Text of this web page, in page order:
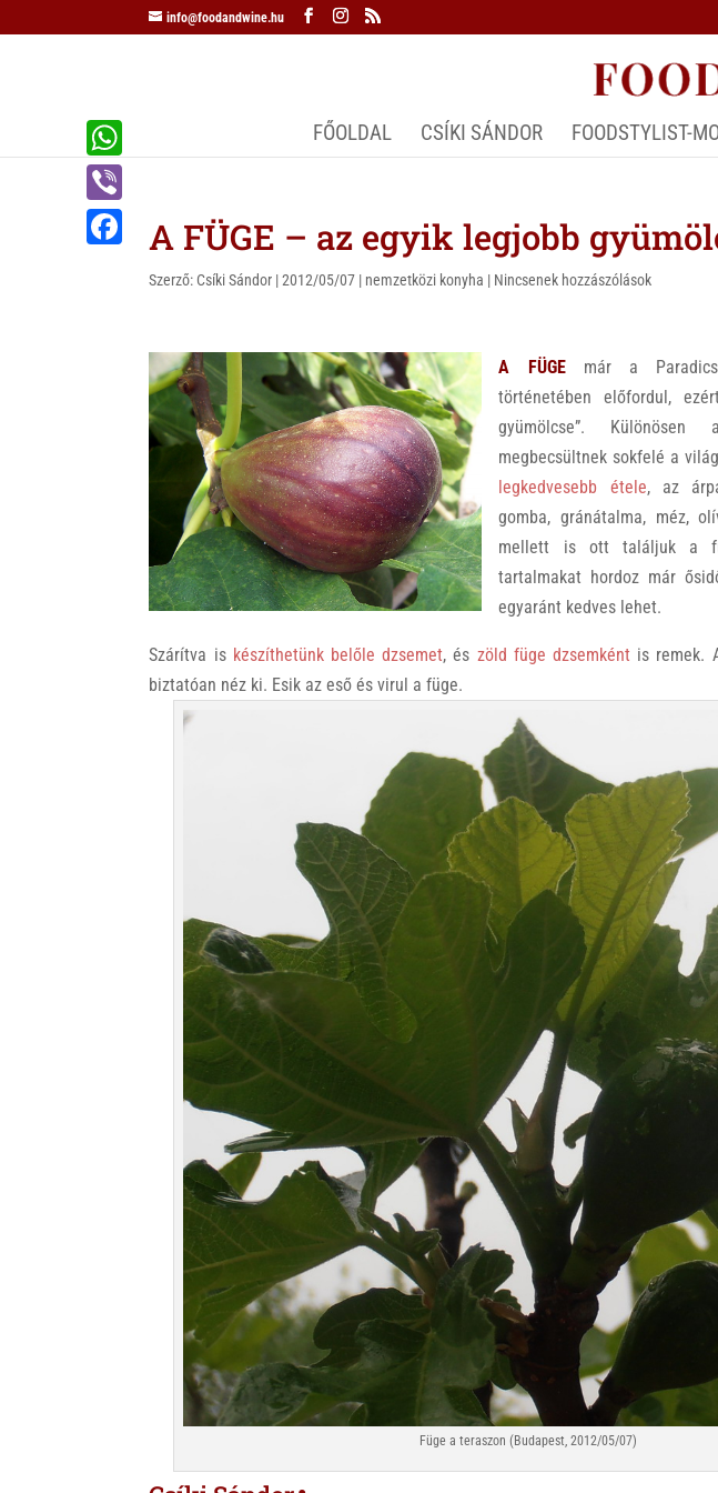
info@foodandwine.hu
FŐOLDAL CSÍKI SÁNDOR FOODSTYLIST-
A FÜGE – az egyik legjobb
Szerző: Csíki Sándor |2012/05/07 | nemzetközi konyha | Nincsenek hozzászólások
A FÜGEmár a
történetében előfordul,
gyümölcse”.
megbecsültnek sokfelé a
legkedvesebb étele, az
gomba, gránátalma, méz,
mellett is ott találjuk a
tartalmakat hordoz már
egyaránt kedves lehet.
Szárítva is készíthetünk belőle dzsemet, és zöld füge dzsemként is remek.
biztatóan néz ki. Esik az eső és virul a füge.
Füge a teraszon (Budapest, 2012/05/07)
W
h
a
V